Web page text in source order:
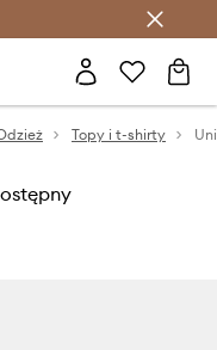
>
Topy i t-shirty